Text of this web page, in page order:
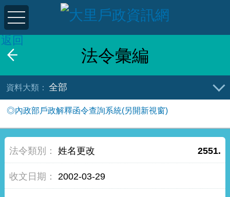
法令彙編
返回
全部
◎內政部戶政解釋函令查詢系統(另開新視窗)
2551.
姓名更改
2002-03-29